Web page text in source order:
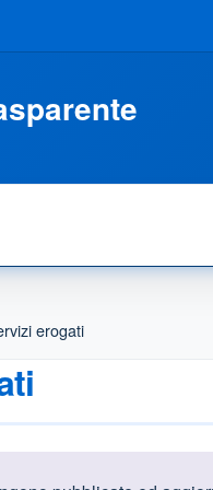
erogati